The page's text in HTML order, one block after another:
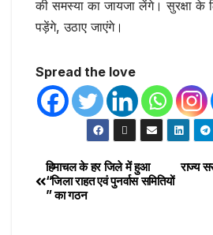
की समस्या का जायजा लेंगे। सुरक्षा के
पड़ेंगे, उठाए जाएंगे।
Spread the love
राज्य
हिमाचल के हर जिले में हुआ
“जिला राहत एवं पुनर्वास समितियों
” का गठन